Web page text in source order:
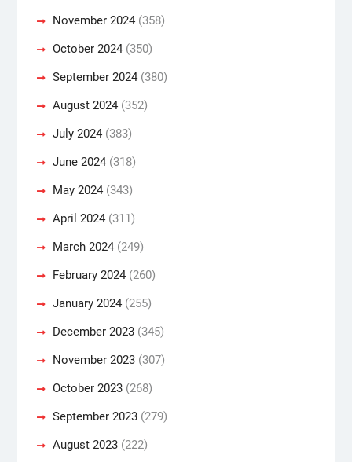
November 2024(358)
October 2024(350)
September 2024(380)
August 2024(352)
July 2024(383)
June 2024(318)
May 2024(343)
April 2024(311)
March 2024(249)
February 2024(260)
January 2024(255)
December 2023(345)
November 2023(307)
October 2023(268)
September 2023(279)
August 2023(222)